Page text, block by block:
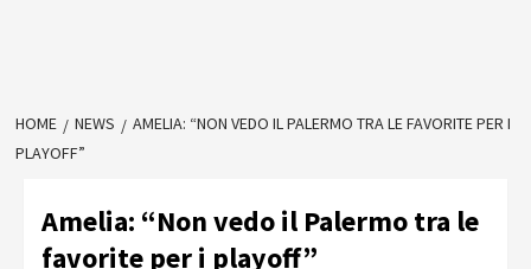
HOME NEWS
AMELIA: “NON VEDO IL PALERMO TRA LE FAVORITE PER I
PLAYOFF”
Amelia: “Non vedo il Palermo tra le
favorite per i playoff”